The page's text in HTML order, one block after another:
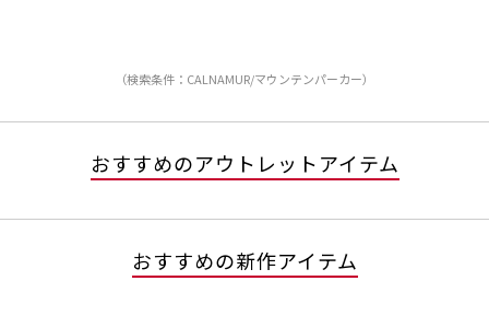
（検索条件：CALNAMUR/マウンテンパーカー）
おすすめのアウトレットアイテム
おすすめの新作アイテム